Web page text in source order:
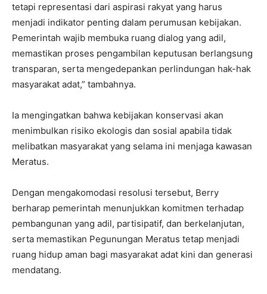
tetapi representasi dari aspirasi rakyat yang harus
menjadi indikator penting dalam perumusan kebijakan.
Pemerintah wajib membuka ruang dialog yang adil,
memastikan proses pengambilan keputusan berlangsung
transparan, serta mengedepankan perlindungan hak-hak
masyarakat adat,” tambahnya.
Ia mengingatkan bahwa kebijakan konservasi akan
menimbulkan risiko ekologis dan sosial apabila tidak
melibatkan masyarakat yang selama ini menjaga kawasan
Meratus.
Dengan mengakomodasi resolusi tersebut, Berry
berharap pemerintah menunjukkan komitmen terhadap
pembangunan yang adil, partisipatif, dan berkelanjutan,
serta memastikan Pegunungan Meratus tetap menjadi
ruang hidup aman bagi masyarakat adat kini dan generasi
mendatang.